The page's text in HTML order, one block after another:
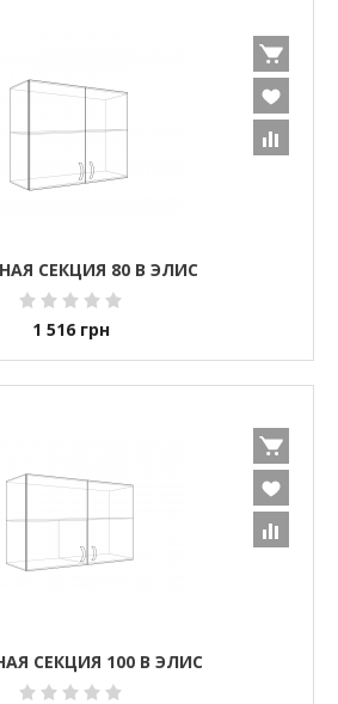
СЕКЦИЯ 80 В ЭЛИС
1 516 грн
СЕКЦИЯ 100 В ЭЛИС